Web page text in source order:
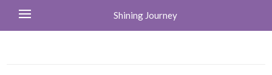
Shining Journey